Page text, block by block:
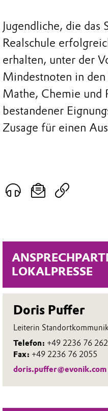
LOKALPRESSE
Doris Puffer
Leiterin
Telefon: +49 2236 76
Fax: +49 2236 76 2055
doris.puffer@evonik.com
Jugendliche, die das
Realschule
erhalten, unter der
Mindestnoten in den
Mathe, Chemie und
bestandener
Zusage für einen